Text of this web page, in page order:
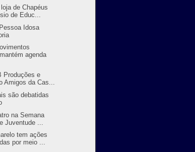
de Chapéus
de Educ...
Idosa
agenda
Produções e
Amigos da Cas...
são debatidas
na Semana
Juventude ...
tem ações
por meio ...